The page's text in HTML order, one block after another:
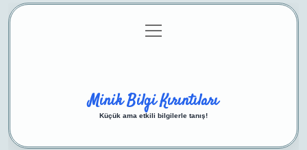
Gizlilik Politikası
menüyü
aç
Minik Bilgi Kırıntıları
Küçük ama etkili bilgilerle tanış!